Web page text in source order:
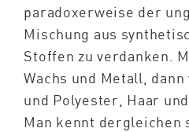
paradoxerweise der
Mischung aus
Stoffen zu verdanken.
Wachs und Metall,
und Polyester, Haar
Man kennt dergleichen